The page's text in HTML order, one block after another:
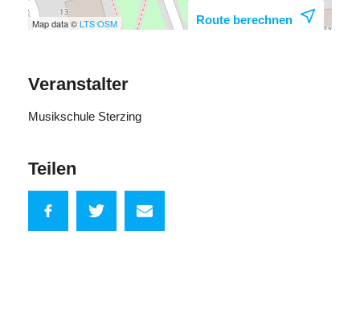
Map data ©LTSOSM Route berechnen
Veranstalter
Musikschule Sterzing
Teilen